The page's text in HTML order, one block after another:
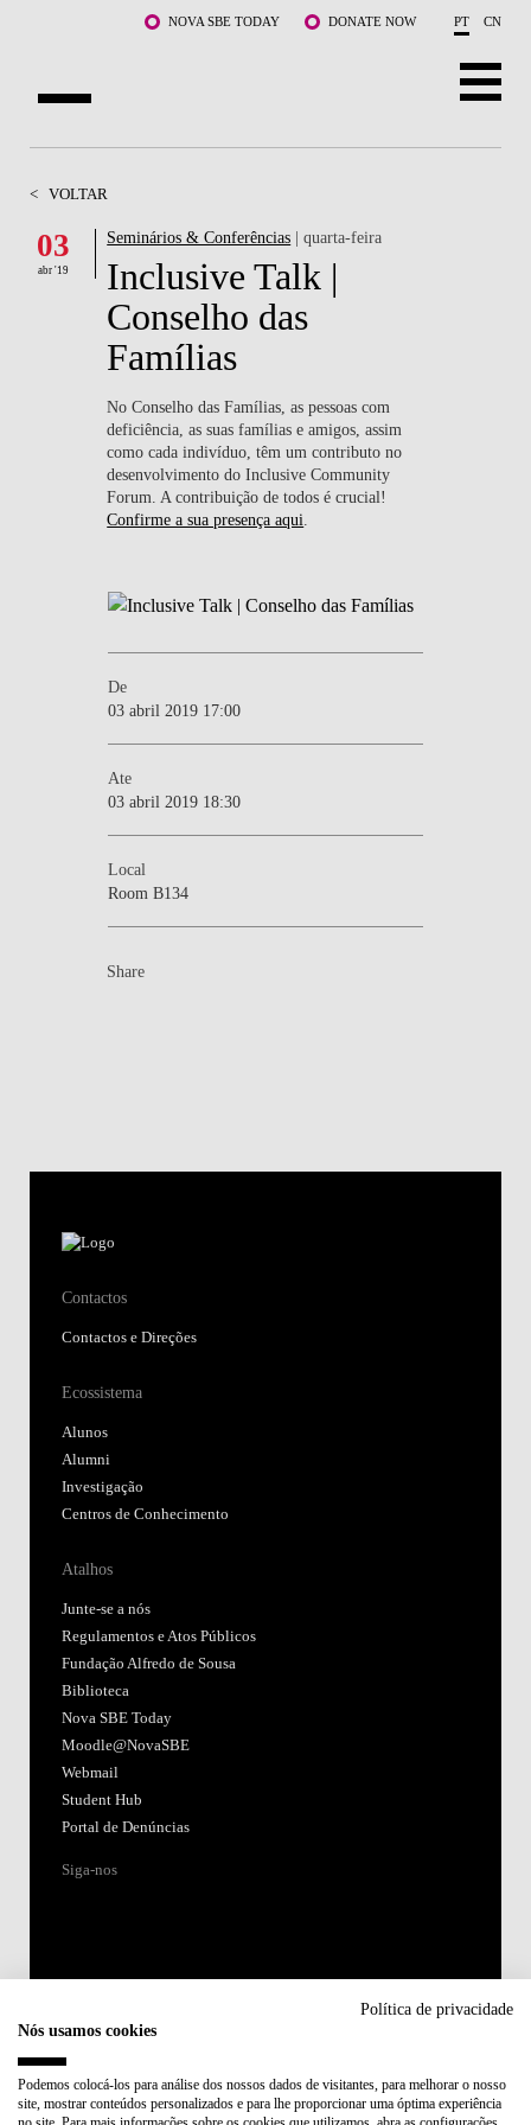
Saltar para o conteúdo principalNOVA SBE TODAY DONATE NOW PT CN
DOCENTES E INVESTIGAÇÃO
COMUNIDADE
WHAT'S HAPPENING
< VOLTAR
03
abr '19
Seminários & Conferências | quarta-feira
Inclusive Talk |
Conselho das
Famílias
No Conselho das Famílias, as pessoas com
deficiência, as suas famílias e amigos, assim
como cada indivíduo, têm um contributo no
desenvolvimento do Inclusive Community
Forum. A contribuição de todos é crucial!
Confirme a sua presença aqui
De
03 abril 2019 17:00
Ate
03 abril 2019 18:30
Local
Room B134
Share
Contactos
Contactos e Direções
Ecossistema
Alunos
Alumni
Investigação
Centros de Conhecimento
Atalhos
Junte-se a nós
Regulamentos e Atos Públicos
Fundação Alfredo de Sousa
Biblioteca
Nova SBE Today
Moodle@NovaSBE
Webmail
Student Hub
Portal de Denúncias
Siga-nos
Membro de:
Política de privacidade
Nós usamos cookies
Podemos colocá-los para análise dos nossos dados de visitantes, para melhorar o nosso
site, mostrar conteúdos personalizados e para lhe proporcionar uma óptima experiência